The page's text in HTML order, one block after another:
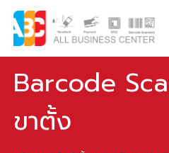
Barcode
ขาตั้ง